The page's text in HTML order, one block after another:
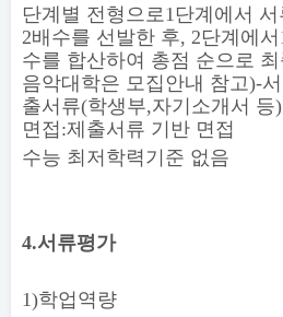
단계별 전형으로1단계에서
2배수를 선발한 후, 2단계에서
수를 합산하여 총점 순으로
음악대학은 모집안내 참고)-
출서류(학생부,자기소개서 등)
면접 :제출서류 기반 면접
수능 최저학력기준 없음
4.서류평가
1)학업역량